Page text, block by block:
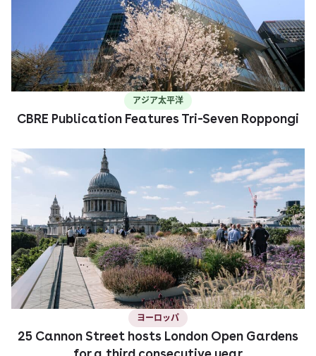
アジア太平洋
CBRE Publication Features Tri-Seven Roppongi
ヨーロッパ
25 Cannon Street hosts London Open Gardens